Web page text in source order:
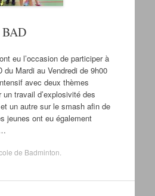
BAD
eu l’occasion de participer à
du Mardi au Vendredi de 9h00
avec deux thèmes
travail d’explosivité des
un autre sur le smash afin de
jeunes ont eu également
de Badminton